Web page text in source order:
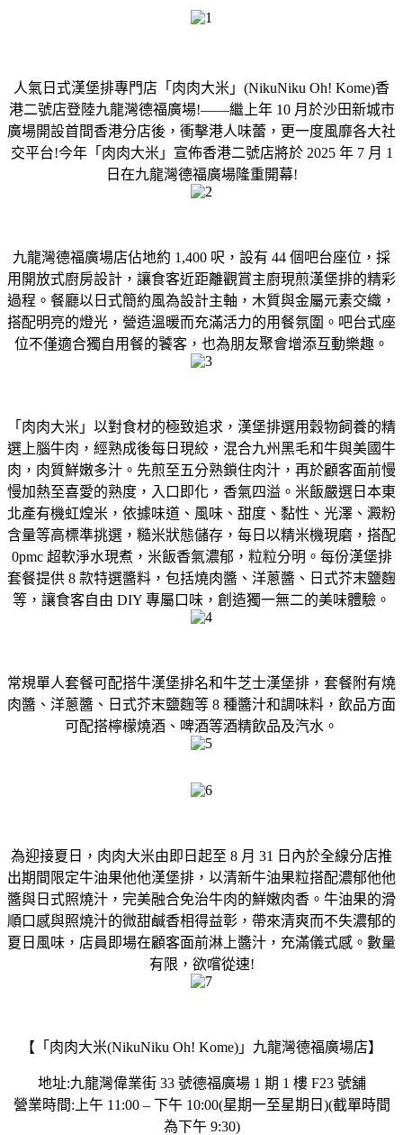
人氣日式漢堡排專門店「肉肉大米」(NikuNiku Oh! Kome)香
港二號店登陸九龍灣德福廣場!——繼上年 10 月於沙田新城市
廣場開設首間香港分店後，衝擊港人味蕾，更一度風靡各大社
交平台!今年「肉肉大米」宣佈香港二號店將於 2025 年 7 月 1
日在九龍灣德福廣場隆重開幕!
九龍灣德福廣場店佔地約 1,400 呎，設有 44 個吧台座位，採
用開放式廚房設計，讓食客近距離觀賞主廚現煎漢堡排的精彩
過程。餐廳以日式簡約風為設計主軸，木質與金屬元素交織，
搭配明亮的燈光，營造溫暖而充滿活力的用餐氛圍。吧台式座
位不僅適合獨自用餐的饕客，也為朋友聚會增添互動樂趣。
「肉肉大米」以對食材的極致追求，漢堡排選用穀物飼養的精
選上腦牛肉，經熟成後每日現絞，混合九州黑毛和牛與美國牛
肉，肉質鮮嫩多汁。先煎至五分熟鎖住肉汁，再於顧客面前慢
慢加熱至喜愛的熟度，入口即化，香氣四溢。米飯嚴選日本東
北產有機虹煌米，依據味道、風味、甜度、黏性、光澤、澱粉
含量等高標準挑選，糙米狀態儲存，每日以精米機現磨，搭配
0pmc 超軟淨水現煮，米飯香氣濃郁，粒粒分明。每份漢堡排
套餐提供 8 款特選醬料，包括燒肉醬、洋蔥醬、日式芥末鹽麴
等，讓食客自由 DIY 專屬口味，創造獨一無二的美味體驗。
常規單人套餐可配搭牛漢堡排名和牛芝士漢堡排，套餐附有燒
肉醬、洋蔥醬、日式芥末鹽麴等 8 種醬汁和調味料，飲品方面
可配搭檸檬燒酒、啤酒等酒精飲品及汽水。
為迎接夏日，肉肉大米由即日起至 8 月 31 日內於全線分店推
出期間限定牛油果他他漢堡排，以清新牛油果粒搭配濃郁他他
醬與日式照燒汁，完美融合免治牛肉的鮮嫩肉香。牛油果的滑
順口感與照燒汁的微甜鹹香相得益彰，帶來清爽而不失濃郁的
夏日風味，店員即場在顧客面前淋上醬汁，充滿儀式感。數量
有限，欲嚐從速!
【「肉肉大米(NikuNiku Oh! Kome)」九龍灣德福廣場店】
地址:九龍灣偉業街 33 號德福廣場 1 期 1 樓 F23 號舖
營業時間:上午 11:00 – 下午 10:00(星期一至星期日)(截單時間
為下午 9:30)